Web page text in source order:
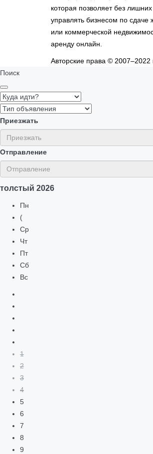
которая позволяет без
управлять бизнесом по сдаче
или коммерческой
аренду онлайн.
Авторские права ©
Поиск
Приезжать
Отправление
толстый 2026
Пн
(
Ср
Чт
Пт
Сб
Вс
1
2
3
4
5
6
7
8
9